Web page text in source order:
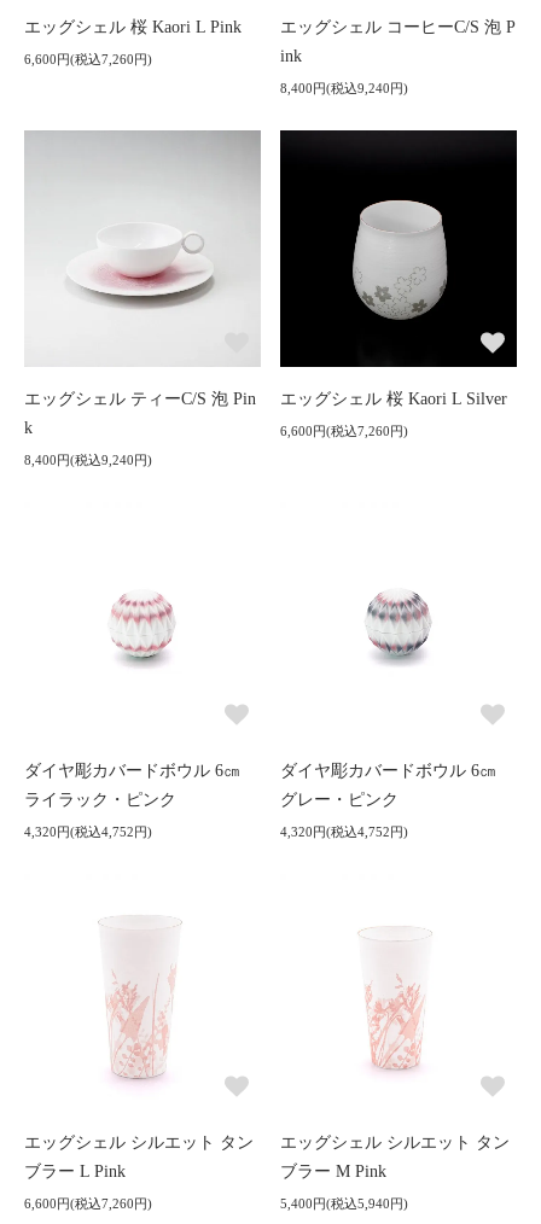
エッグシェル 桜 Kaori L Pink
6,600円(税込7,260円)
エッグシェル コーヒーC/S 泡 P
ink
8,400円(税込9,240円)
エッグシェル ティーC/S 泡 Pin
k
8,400円(税込9,240円)
エッグシェル 桜 Kaori L Silver
6,600円(税込7,260円)
ダイヤ彫カバードボウル 6㎝
ライラック・ピンク
4,320円(税込4,752円)
ダイヤ彫カバードボウル 6㎝
グレー・ピンク
4,320円(税込4,752円)
エッグシェル シルエット タン
ブラー L Pink
6,600円(税込7,260円)
エッグシェル シルエット タン
ブラー M Pink
5,400円(税込5,940円)